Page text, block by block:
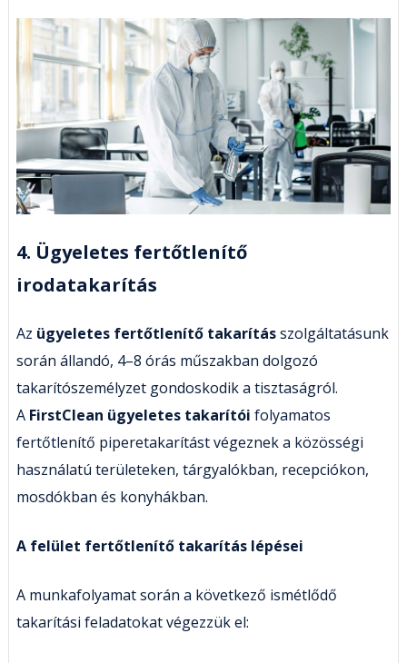
4. Ügyeletes fertőtlenítő
irodatakarítás
Az ügyeletes fertőtlenítő takarításszolgáltatásunk
során állandó, 4–8 órás műszakban dolgozó
takarítószemélyzet gondoskodik a tisztaságról.
A FirstClean ügyeletes takarítói folyamatos
fertőtlenítő piperetakarítást végeznek a közösségi
használatú területeken, tárgyalókban, recepciókon,
mosdókban és konyhákban.
A felület fertőtlenítő takarítás lépései
A munkafolyamat során a következő ismétlődő
takarítási feladatokat végezzük el: